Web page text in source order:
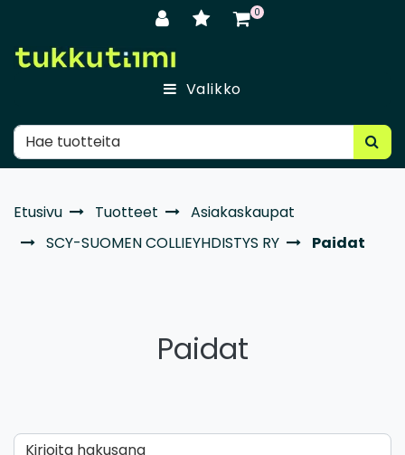
0
Valikko
Etusivu Tuotteet
Asiakaskaupat
SCY-SUOMEN COLLIEYHDISTYS RY
Paidat
Paidat
Kirjoita hakusana